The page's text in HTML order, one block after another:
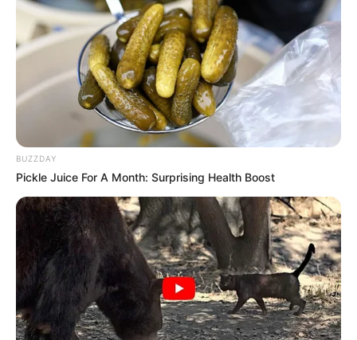
LIHAT ARTIKEL LAINNYA
BUZZDAY
Pickle Juice For A Month: Surprising Health Boost